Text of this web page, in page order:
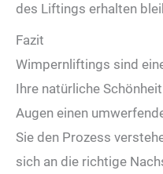
des Liftings erhalten
Fazit
Wimpernliftings sind
Ihre natürliche
Augen einen
Sie den Prozess
sich an die richtige